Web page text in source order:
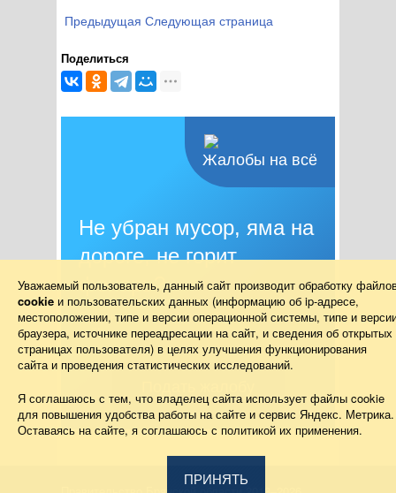
Предыдущая Следующая страница
Поделиться
Жалобы на всё
Не убран мусор, яма на
дороге, не горит
фонарь?
Столкнулись с проблемой — сообщите о
ней!
Уважаемый пользователь, данный сайт производит обработку
cookie и пользовательских данных (информацию об ip-адресе,
местоположении, типе и версии операционной системы, типе и
браузера, источнике переадресации на сайт, и сведения об открытых
страницах пользователя) в целях улучшения функционирования
сайта и проведения статистических исследований.
Я соглашаюсь с тем, что владелец сайта использует файлы cookie
для повышения удобства работы на сайте и сервис Яндекс. Метрика.
Оставаясь на сайте, я соглашаюсь с политикой их применения.
ПРИНЯТЬ